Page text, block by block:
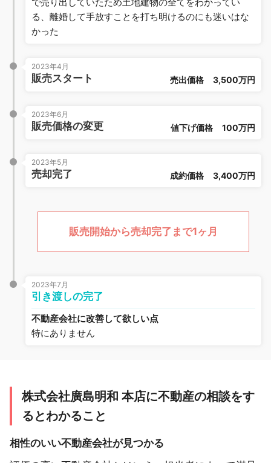
る、離婚して手放すことを打ち明けるのにも迷いはな
かった
2023年4月
販売スタート 売出価格 3,500万円
2023年6月
販売価格の変更 値下げ価格 100万円
2023年5月
売却完了 成約価格 3,400万円
販売開始から売却完了まで1ヶ月
2023年7月
引き渡しの完了
不動産会社に改善して欲しい点
特にありません
株式会社廣島明和 本店に不動産の相談をす
るとわかること
相性のいい不動産会社が見つかる